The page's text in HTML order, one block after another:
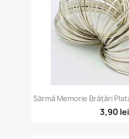
Sârmă Memorie Brățări
3,90 lei